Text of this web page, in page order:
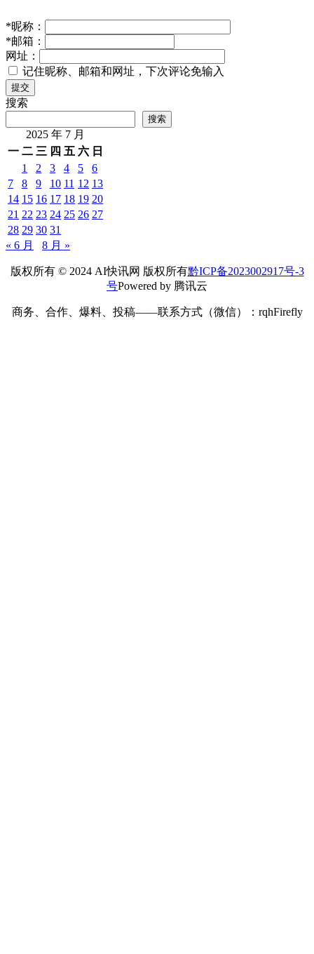
*昵称：
*邮箱：
网址：
记住昵称、邮箱和网址，下次评论免输入
提交
搜索
搜索
2025 年 7 月
一 二 三 四 五 六 日
1
2 3 4 5
6
7
8 9 10 11 12 13
14 15 16 17 18 19 20
21 22 23 24 25 26 27
28 29 30 31
« 6 月
8 月 »
版权所有 © 2024 AI快讯网 版权所有黔ICP备2023002917号-3
号Powered by 腾讯云
商务、合作、爆料、投稿——联系方式（微信）：rqhFirefly